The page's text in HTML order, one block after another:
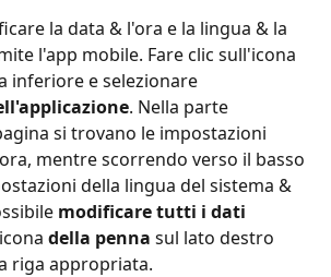
la data & l'ora e la lingua & la
l'app mobile. Fare clic sull'icona
inferiore e selezionare
. Nella parte
si trovano le impostazioni
mentre scorrendo verso il basso
della lingua del sistema &
modificare tutti i dati
della penna sul lato destro
riga appropriata.